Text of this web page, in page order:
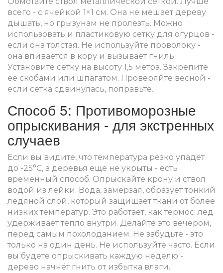
всего - с ячейкой 1×1 см. Она не мешает дереву
дышать, но грызунам не пролезть. Можно
использовать и пластиковую сетку для огурцов -
если она толстая. Не используйте проволоку -
она впивается в кору и вызывает гниль.
Установите сетку на высоту 1,5 метра. Закрепите
её скобами или шпагатом. Проверяйте весной -
если сетка сдвинулась, поправьте.
Способ 5: Противоморозные
опрыскивания - для экстренных
случаев
Если вы видите, что температура резко упадёт
до -25°C, а деревья ещё не укрыты - есть
временный способ. Опрыскайте крону и ствол
водой из лейки. Вода, замерзая, образует тонкий
ледяной слой, который защищает ткани от более
низких температур. Это работает, как термос: лёд
удерживает тепло внутри. Делайте это вечером,
перед самым похолоданием. Не забудьте - это
только на один день. Не используйте часто. Если
вы будете опрыскивать каждую неделю -
дерево начнёт гнить от избытка влаги.